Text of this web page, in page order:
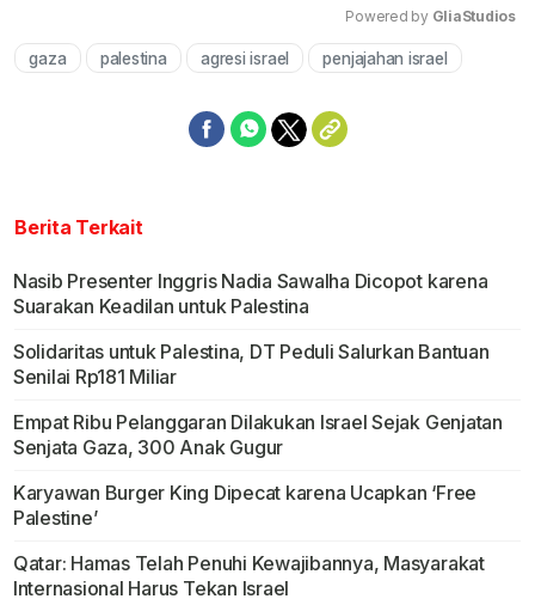
Mute
Powered by GliaStudios
gaza palestina agresi israel penjajahan israel
Berita Terkait
Nasib Presenter Inggris Nadia Sawalha Dicopot karena
Suarakan Keadilan untuk Palestina
Solidaritas untuk Palestina, DT Peduli Salurkan Bantuan
Senilai Rp181 Miliar
Empat Ribu Pelanggaran Dilakukan Israel Sejak Genjatan
Senjata Gaza, 300 Anak Gugur
Karyawan Burger King Dipecat karena Ucapkan ‘Free
Palestine’
Qatar: Hamas Telah Penuhi Kewajibannya, Masyarakat
Internasional Harus Tekan Israel